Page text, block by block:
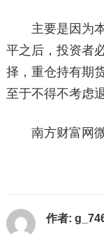
主要是因为本
平之后，投资者
择，重仓持有期
至于不得不考虑
南方财富网微
作者: